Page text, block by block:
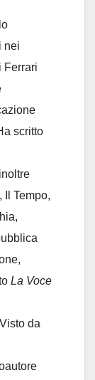
nei
Ferrari
scritto
Il Tempo,
La Voce
da